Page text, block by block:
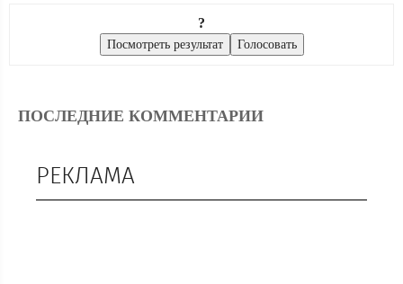
?
ПОСЛЕДНИЕ КОММЕНТАРИИ
РЕКЛАМА